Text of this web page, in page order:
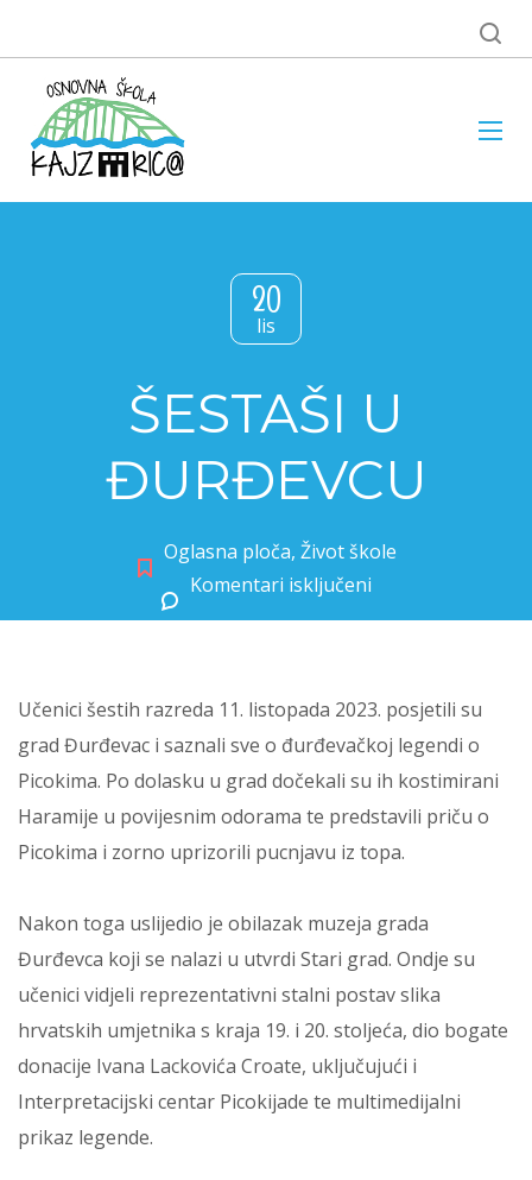
20
lis
ŠESTAŠI U
ĐURĐEVCU
Oglasna ploča, Život škole
Komentari isključeni
Učenici šestih razreda 11. listopada 2023. posjetili su
grad Đurđevac i saznali sve o đurđevačkoj legendi o
Picokima. Po dolasku u grad dočekali su ih kostimirani
Haramije u povijesnim odorama te predstavili priču o
Picokima i zorno uprizorili pucnjavu iz topa.
Nakon toga uslijedio je obilazak muzeja grada
Đurđevca koji se nalazi u utvrdi Stari grad. Ondje su
učenici vidjeli reprezentativni stalni postav slika
hrvatskih umjetnika s kraja 19. i 20. stoljeća, dio bogate
donacije Ivana Lackovića Croate, uključujući i
Interpretacijski centar Picokijade te multimedijalni
prikaz legende.